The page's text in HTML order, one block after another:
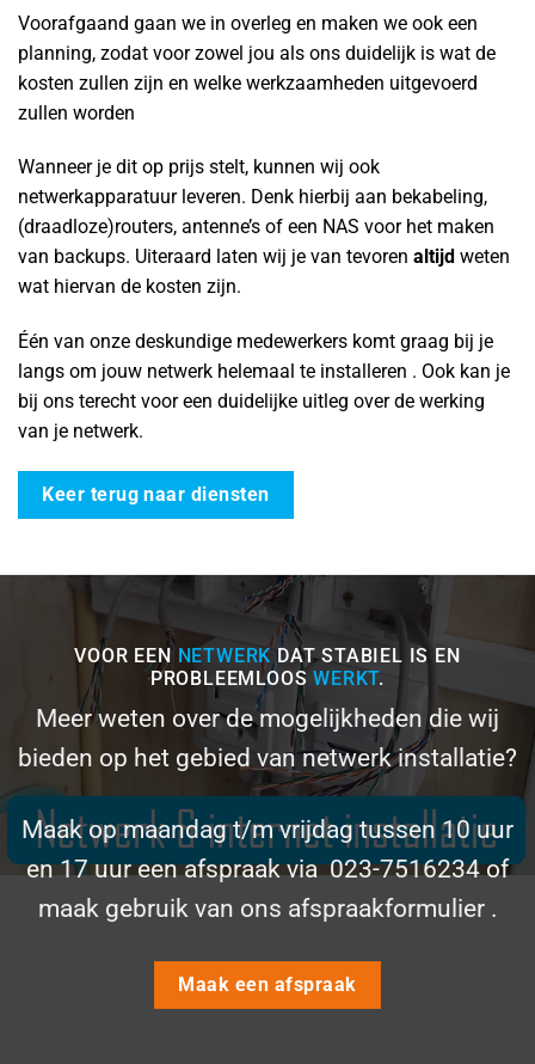
Voorafgaand gaan we in overleg en maken we ook een
planning, zodat voor zowel jou als ons duidelijk is wat de
kosten zullen zijn en welke werkzaamheden uitgevoerd
zullen worden
Wanneer je dit op prijs stelt, kunnen wij ook
netwerkapparatuur leveren. Denk hierbij aan bekabeling,
(draadloze)routers, antenne’s of een NAS voor het maken
van backups. Uiteraard laten wij je van tevoren altijd weten
wat hiervan de kosten zijn.
Één van onze deskundige medewerkers komt graag bij je
langs om jouw netwerk helemaal te installeren . Ook kan je
bij ons terecht voor een duidelijke uitleg over de werking
van je netwerk.
Keer terug naar diensten
VOOR EEN NETWERK DAT STABIEL IS EN
PROBLEEMLOOSWERKT.
Meer weten over de mogelijkheden die wij
bieden op het gebied van netwerk installatie?
Maak op maandag t/m vrijdag tussen 10 uur
en 17 uur een afspraak via023-7516234 of
maak gebruik van ons afspraakformulier .
Maak een afspraak